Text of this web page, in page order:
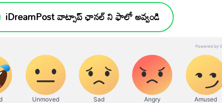
iDreamPost వాట్సాప్ ఛానల్ ని ఫాలో అవ్వండి